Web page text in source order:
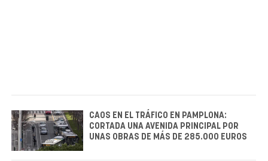
CAOS EN EL TRÁFICO EN PAMPLONA:
CORTADA UNA AVENIDA PRINCIPAL POR
UNAS OBRAS DE MÁS DE 285.000 EUROS